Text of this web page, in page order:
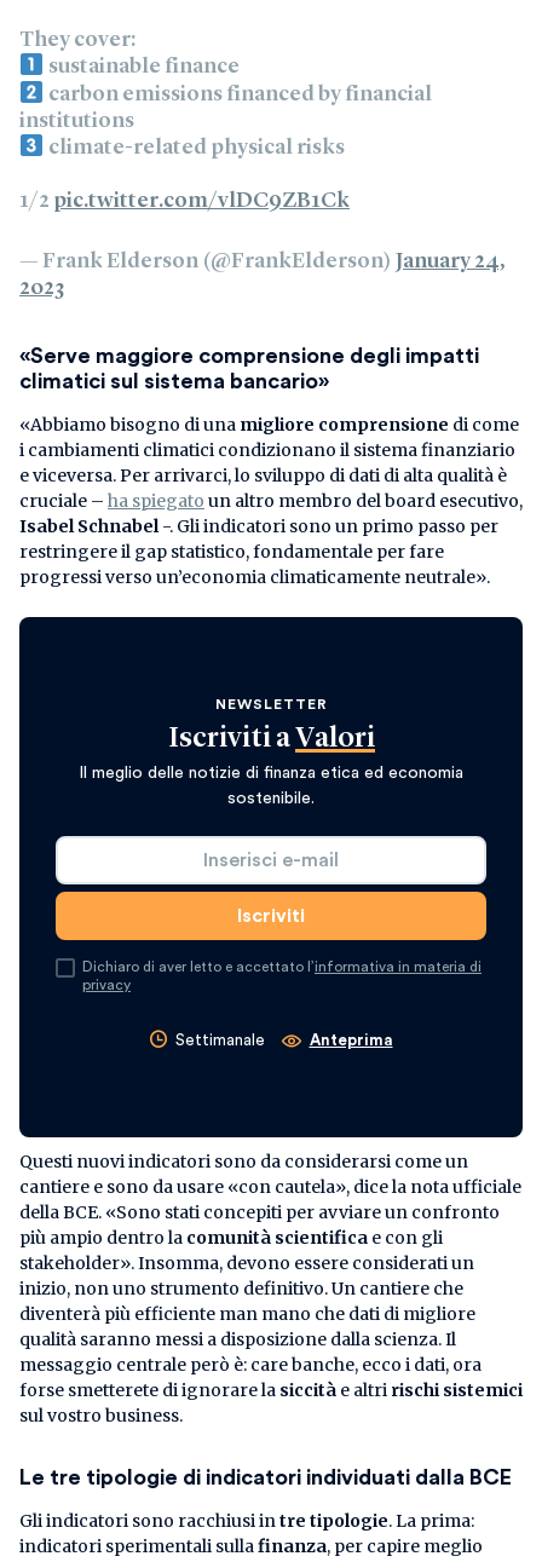
They cover:
sustainable finance
carbon emissions financed by financial
institutions
climate-related physical risks
1/2 pic.twitter.com/vlDC9ZB1Ck
— Frank Elderson (@FrankElderson) January 24,
2023
«Serve maggiore comprensione degli impatti
climatici sul sistema bancario»
«Abbiamo bisogno di una migliore comprensione di come
i cambiamenti climatici condizionano il sistema finanziario
e viceversa. Per arrivarci, lo sviluppo di dati di alta qualità è
cruciale – ha spiegato un altro membro del board esecutivo,
Isabel Schnabel-. Gli indicatori sono un primo passo per
restringere il gap statistico, fondamentale per fare
progressi verso un’economia climaticamente neutrale».
NEWSLETTER
Iscriviti a Valori
Il meglio delle notizie di finanza etica ed economia
sostenibile.
Dichiaro di aver letto e accettato l’informativa in materia di
privacy
Settimanale Anteprima
Questi nuovi indicatori sono da considerarsi come un
cantiere e sono da usare «con cautela», dice la nota ufficiale
della BCE. «Sono stati concepiti per avviare un confronto
più ampio dentro la comunità scientifica e con gli
stakeholder». Insomma, devono essere considerati un
inizio, non uno strumento definitivo. Un cantiere che
diventerà più efficiente man mano che dati di migliore
qualità saranno messi a disposizione dalla scienza. Il
messaggio centrale però è: care banche, ecco i dati, ora
forse smetterete di ignorare la siccità e altri rischi sistemici
sul vostro business.
Le tre tipologie di indicatori individuati dalla BCE
Gli indicatori sono racchiusi intre tipologie. La prima:
indicatori sperimentali sullafinanza, per capire meglio